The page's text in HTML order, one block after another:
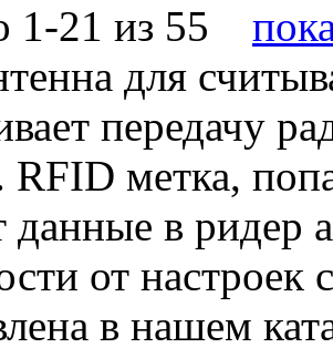
1-21 из 55
для
передачу
RFID метка,
данные в ридер
от
в нашем